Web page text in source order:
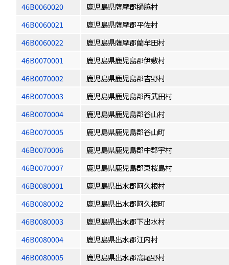
46B0060020
鹿児島県薩摩郡樋脇村
46B0060021
鹿児島県薩摩郡平佐村
46B0060022
鹿児島県薩摩郡藺牟田村
46B0070001
鹿児島県鹿児島郡伊敷村
46B0070002
鹿児島県鹿児島郡吉野村
46B0070003
鹿児島県鹿児島郡西武田村
46B0070004
鹿児島県鹿児島郡谷山村
46B0070005
鹿児島県鹿児島郡谷山町
46B0070006
鹿児島県鹿児島郡中郡宇村
46B0070007
鹿児島県鹿児島郡東桜島村
46B0080001
鹿児島県出水郡阿久根村
46B0080002
鹿児島県出水郡阿久根町
46B0080003
鹿児島県出水郡下出水村
46B0080004
鹿児島県出水郡江内村
46B0080005
鹿児島県出水郡高尾野村